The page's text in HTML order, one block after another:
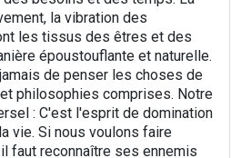
la vibration des
les tissus des êtres et des
époustouflante et naturelle.
de penser les choses de
philosophies comprises. Notre
: C'est l'esprit de domination
vie. Si nous voulons faire
faut reconnaître ses ennemis